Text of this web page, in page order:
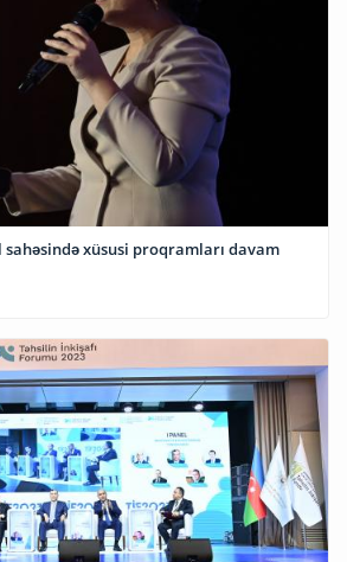
xüsusi proqramları davam